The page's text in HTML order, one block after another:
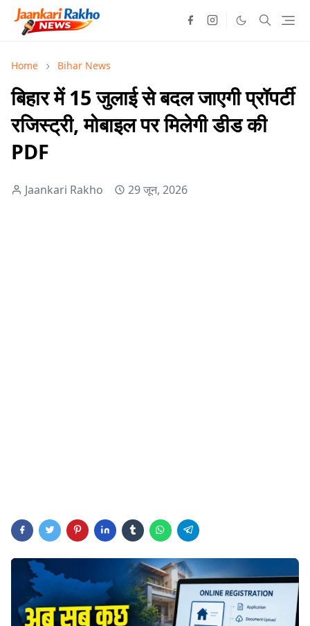
Home Bihar News
बिहार में 15 जुलाई से बदल जाएगी प्रॉपर्टी
रजिस्ट्री, मोबाइल पर मिलेगी डीड की
PDF
Jaankari Rakho 29 जून, 2026